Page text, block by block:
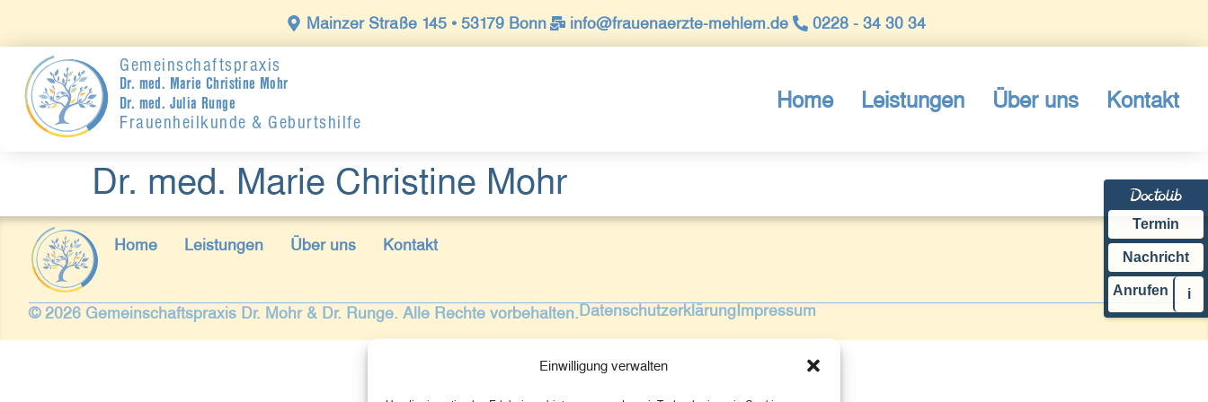
Einwilligung verwalten
Termin
Nachricht
Anrufen i
Mainzer Straße 145 • 53179 Bonn​ info@frauenaerzte-mehlem.de 0228 - 34 30 34
Gemeinschaftspraxis
Dr. med. Marie Christine Mohr
Dr. med. Julia Runge
Frauenheilkunde & Geburtshilfe
Home Leistungen Über uns Kontakt
Dr. med. Marie Christine Mohr
Home Leistungen Über uns Kontakt
© 2026 Gemeinschaftspraxis Dr. Mohr & Dr. Runge. Alle Rechte vorbehalten.DatenschutzerklärungImpressum